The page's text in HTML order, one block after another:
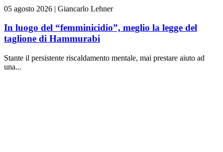
05 agosto 2026 | Giancarlo Lehner
In luogo del “femminicidio”, meglio la legge del
taglione di Hammurabi
Stante il persistente riscaldamento mentale, mai prestare aiuto ad
una...